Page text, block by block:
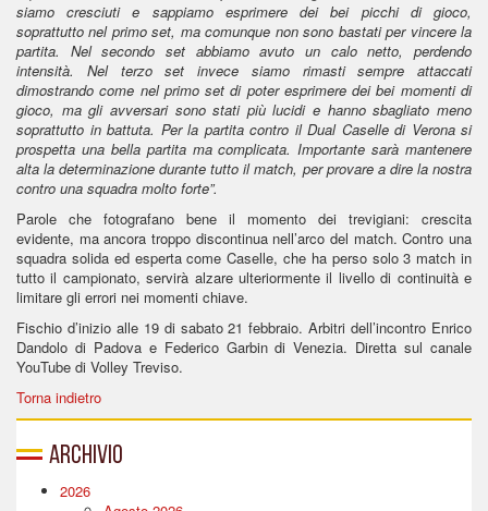
siamo cresciuti e sappiamo esprimere dei bei picchi di gioco,
soprattutto nel primo set, ma comunque non sono bastati per vincere la
partita. Nel secondo set abbiamo avuto un calo netto, perdendo
intensità. Nel terzo set invece siamo rimasti sempre attaccati
dimostrando come nel primo set di poter esprimere dei bei momenti di
gioco, ma gli avversari sono stati più lucidi e hanno sbagliato meno
soprattutto in battuta. Per la partita contro il Dual Caselle di Verona si
prospetta una bella partita ma complicata. Importante sarà mantenere
alta la determinazione durante tutto il match, per provare a dire la nostra
contro una squadra molto forte”.
Parole che fotografano bene il momento dei trevigiani: crescita
evidente, ma ancora troppo discontinua nell’arco del match. Contro una
squadra solida ed esperta come Caselle, che ha perso solo 3 match in
tutto il campionato, servirà alzare ulteriormente il livello di continuità e
limitare gli errori nei momenti chiave.
Fischio d’inizio alle 19 di sabato 21 febbraio. Arbitri dell’incontro Enrico
Dandolo di Padova e Federico Garbin di Venezia. Diretta sul canale
YouTube di Volley Treviso.
Torna indietro
Archivio
2026